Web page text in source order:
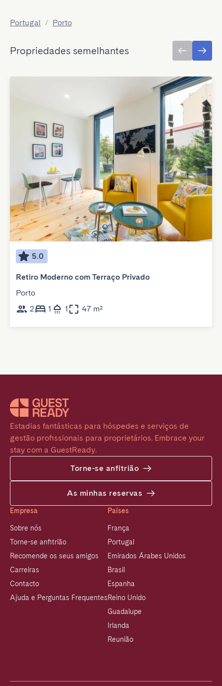
Portugal / Porto
Propriedades semelhantes
5.0
Retiro Moderno com Terraço Privado
Porto
2
1 1 47 m²
Estadias fantásticas para hóspedes e serviços de
gestão profissionais para proprietários. Embrace your
stay com a GuestReady.
Torne-se anfitrião
As minhas reservas
Empresa
Sobre nós
Torne-se anfitrião
Recomende os seus amigos
Carreiras
Contacto
Ajuda e Perguntas Frequentes
Países
França
Portugal
Emirados Árabes Unidos
Brasil
Espanha
Reino Unido
Guadalupe
Irlanda
Reunião